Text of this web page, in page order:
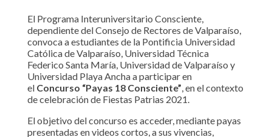
El Programa Interuniversitario Consciente,
dependiente del Consejo de Rectores de Valparaíso,
convoca a estudiantes de la Pontificia Universidad
Católica de Valparaíso, Universidad Técnica
Federico Santa María, Universidad de Valparaíso y
Universidad Playa Ancha a participar en
el Concurso “Payas 18 Consciente”, en el contexto
de celebración de Fiestas Patrias 2021.
El objetivo del concurso es acceder, mediante payas
presentadas en videos cortos, a sus vivencias,